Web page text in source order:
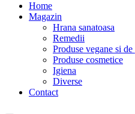
Home
Magazin
Hrana sanatoasa
Remedii
Produse vegane si de
Produse cosmetice
Igiena
Diverse
Contact